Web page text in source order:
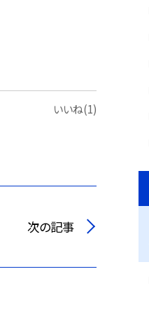
いいね(1)
次の記事